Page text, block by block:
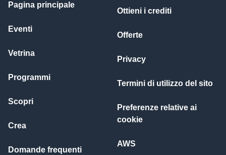
Pagina principale
Eventi
Vetrina
Programmi
Scopri
Crea
Domande frequenti
Ottieni i crediti
Offerte
Privacy
Termini di utilizzo del sito
Preferenze relative ai
cookie
AWS